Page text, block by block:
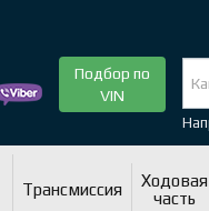
Подбор по
VIN
Трансмиссия
Ходовая
часть